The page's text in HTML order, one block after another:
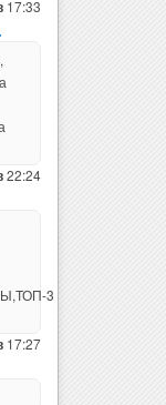
17:33
22:24
3
17:27